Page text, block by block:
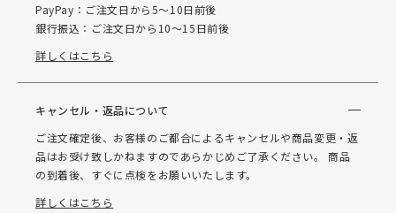
PayPay：ご注文日から5～10日前後
銀行振込：ご注文日から10～15日前後
詳しくはこちら
キャンセル・返品について
ご注文確定後、お客様のご都合によるキャンセルや商品変更・返
品はお受け致しかねますのであらかじめご了承ください。 商品
の到着後、すぐに点検をお願いいたします。
詳しくはこちら